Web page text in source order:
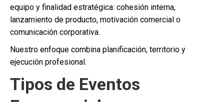
equipo y finalidad estratégica: cohesión interna,
lanzamiento de producto, motivación comercial o
comunicación corporativa.
Nuestro enfoque combina planificación, territorio y
ejecución profesional.
Tipos de Eventos